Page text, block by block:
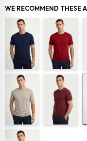
WE RECOMMEND THESE